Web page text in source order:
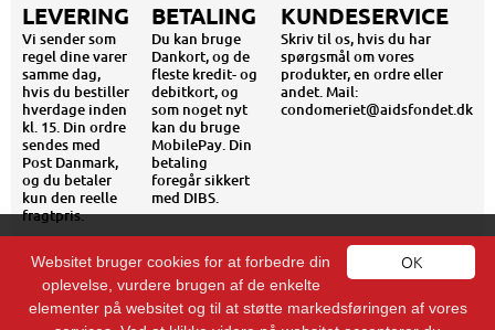
LEVERING
Vi sender som
regel dine varer
samme dag,
hvis du bestiller
hverdage inden
kl. 15. Din ordre
sendes med
Post Danmark,
og du betaler
kun den reelle
fragtpris.
BETALING
Du kan bruge
Dankort, og de
fleste kredit- og
debitkort, og
som noget nyt
kan du bruge
MobilePay. Din
betaling
foregår sikkert
med DIBS.
KUNDESERVICE
Skriv til os, hvis du har
spørgsmål om vores
produkter, en ordre eller
andet. Mail:
condomeriet@aidsfondet.dk
AIDS-FONDET - VESTERGADE 18E - 1456 KØBENHAVN K -
INFO@AIDSFONDET.DK - TLF. 88 33 56 00 - CVR: 10 61 98 07
Cookies
En cookie er en lille tekstfil, der giver mulighed for at lagre oplysninger eller tilgå
allerede lagrede oplysninger på brugerens pc, smartphone, ipad eller lignende
OK
Websitet bruger cookies for at forbedre din
oplevelse, vurdere brugen af de enkelte
elementer på websitet og til at støtte markedsføringen af vores